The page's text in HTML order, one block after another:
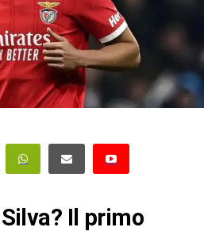
Il primo